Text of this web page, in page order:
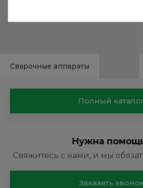
Сварочные аппараты
Полный
Нужна
Свяжитесь с нами, и мы
Заказать